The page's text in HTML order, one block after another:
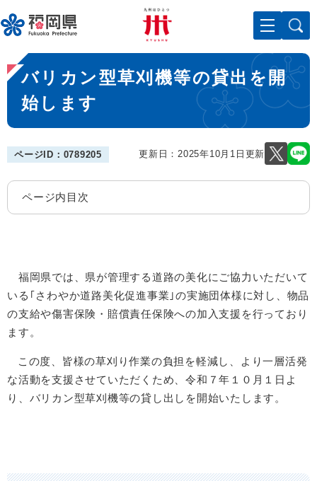
ー
ジ
先
頭
。
メニューを飛ばして本文へ
本
文
バリカン型草刈機等の貸出を開
始します
ページID：0789205 更新日：2025年10月1日更新
ページ内目次
福岡県では、県が管理する道路の美化にご協力いただいて
いる｢さわやか道路美化促進事業｣の実施団体様に対し、物品
の支給や傷害保険・賠償責任保険への加入支援を行っており
ます。
この度、皆様の草刈り作業の負担を軽減し、より一層活発
な活動を支援させていただくため、令和７年１０月１日よ
り、バリカン型草刈機等の貸し出しを開始いたします。